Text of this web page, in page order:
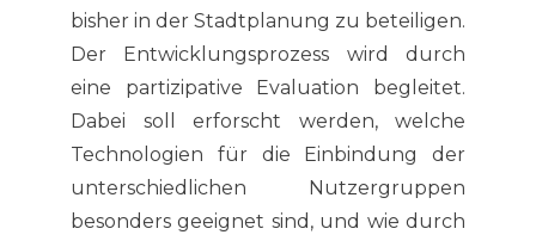
bisher in der Stadtplanung zu beteiligen.
Der Entwicklungsprozess wird durch
eine partizipative Evaluation begleitet.
Dabei soll erforscht werden, welche
Technologien für die Einbindung der
unterschiedlichen Nutzergruppen
besonders geeignet sind, und wie durch